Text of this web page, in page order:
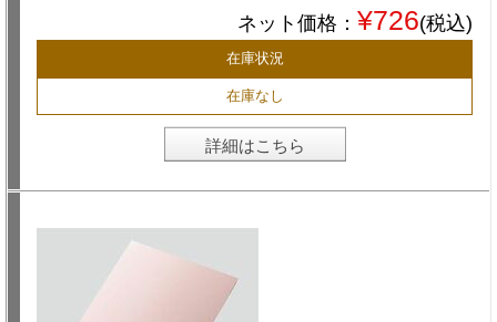
ネット価格： ¥726(税込)
在庫状況
在庫なし
詳細はこちら